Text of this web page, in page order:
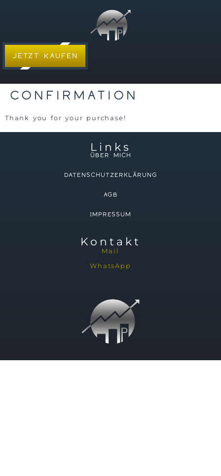
Jetzt Kaufen
Mein Konto
Confirmation
Thank you for your purchase!
Links
Über mich
Datenschutzerklärung
AGB
Impressum
Kontakt
Mail
WhatsApp